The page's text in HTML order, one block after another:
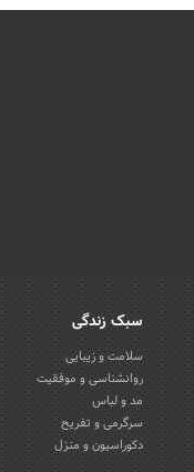
سبک زندگی
سلامت و زیبایی
روانشناسی و موفقیت
مد و لباس
سرگرمی و تفریح
دکوراسیون و منزل